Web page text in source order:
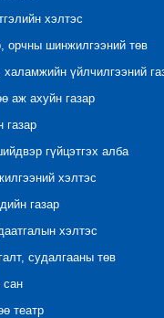
хэлтэс
орчны шинжилгээний төв
үйлчилгээний
аж ахуйн газар
газар
гүйцэтгэх алба
хэлтэс
газар
хэлтэс
судалгааны төв
сан
театр